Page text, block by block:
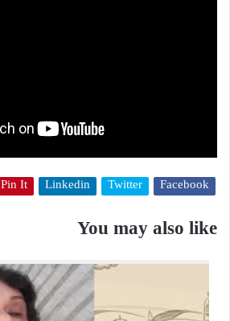
Facebook
Twitter
Linkedin
Pin It
You may also like